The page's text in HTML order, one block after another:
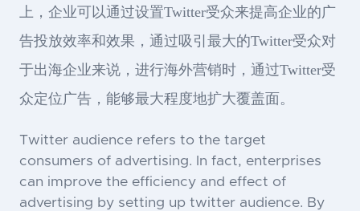
上，企业可以通过设置Twitter受众来提高企业的广
告投放效率和效果，通过吸引最大的Twitter受众对
于出海企业来说，进行海外营销时，通过Twitter受
众定位广告，能够最大程度地扩大覆盖面。
Twitter audience refers to the target
consumers of advertising. In fact, enterprises
can improve the efficiency and effect of
advertising by setting up twitter audience. By